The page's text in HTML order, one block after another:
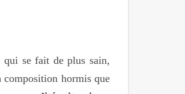
qui se fait de plus sain,
composition hormis que